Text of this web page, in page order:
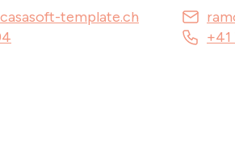
template.ch
+41